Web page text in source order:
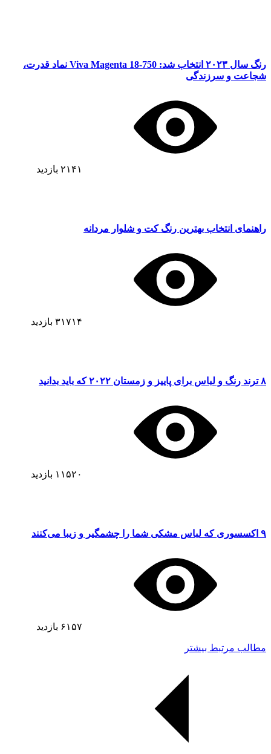
رنگ سال ۲۰۲۳ انتخاب شد: Viva Magenta 18-750 نماد قدرت،
شجاعت و سرزندگی
۲۱۴۱ بازدید
راهنمای انتخاب بهترین رنگ کت و شلوار مردانه
۳۱۷۱۴ بازدید
۸ ترند رنگ و لباس برای پاییز و زمستان ۲۰۲۲ که باید بدانید
۱۱۵۲۰ بازدید
۹ اکسسوری که لباس مشکی شما را چشمگیر و زیبا می‌کنند
۶۱۵۷ بازدید
مطالب مرتبط بیشتر